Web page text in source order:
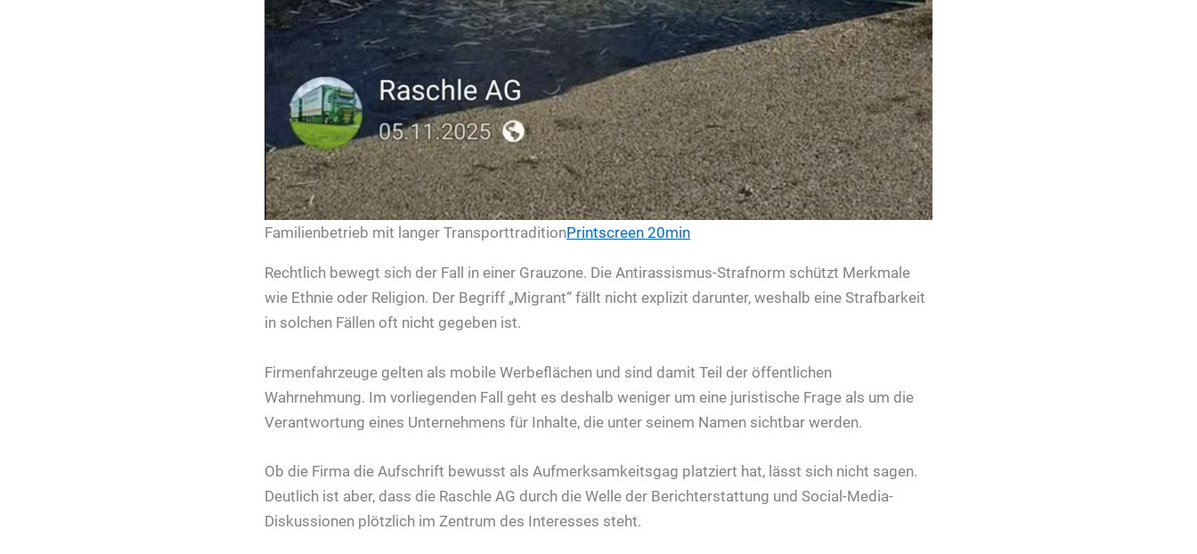
Familienbetrieb mit langer TransporttraditionPrintscreen 20min
Rechtlich bewegt sich der Fall in einer Grauzone. Die Antirassismus-Strafnorm schützt Merkmale
wie Ethnie oder Religion. Der Begriff „Migrant“ fällt nicht explizit darunter, weshalb eine Strafbarkeit
in solchen Fällen oft nicht gegeben ist.
Firmenfahrzeuge gelten als mobile Werbeflächen und sind damit Teil der öffentlichen
Wahrnehmung. Im vorliegenden Fall geht es deshalb weniger um eine juristische Frage als um die
Verantwortung eines Unternehmens für Inhalte, die unter seinem Namen sichtbar werden.
Ob die Firma die Aufschrift bewusst als Aufmerksamkeitsgag platziert hat, lässt sich nicht sagen.
Deutlich ist aber, dass die Raschle AG durch die Welle der Berichterstattung und Social-Media-
Diskussionen plötzlich im Zentrum des Interesses steht.